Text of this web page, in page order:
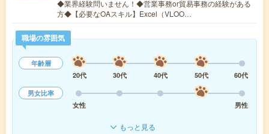
◆業界経験問いません！◆営業事務or貿易事務の経験がある
方◆【必要なOAスキル】Excel（VLOO…
職場の雰囲気
年齢層
20代
30代 40代 50代
60代
男女比率
女性
男性
もっと見る